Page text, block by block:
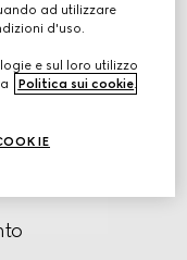
ad utilizzare
d'uso.
e sul loro utilizzo
Politica sui cookie